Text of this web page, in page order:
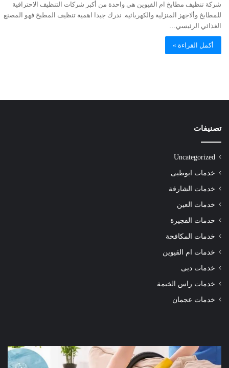
شركة تنظيف مطابخ ام القيوين هي واحدة من أكبر شركات التنظيف الاحترافية
للمطابخ وألاجهز المنزلية والكهربائية. ندرك جيدا اهمية تنظيف المطبخ فهو المصنع
الغذائي الرئيسي…
أكمل القراءة »
تصنيفات
Uncategorized
خدمات ابوظبى
خدمات الشارقة
خدمات العين
خدمات الفجيرة
خدمات المكافحة
خدمات ام القيوين
خدمات دبى
خدمات راس الخيمة
خدمات عجمان
شركة
تنظيف